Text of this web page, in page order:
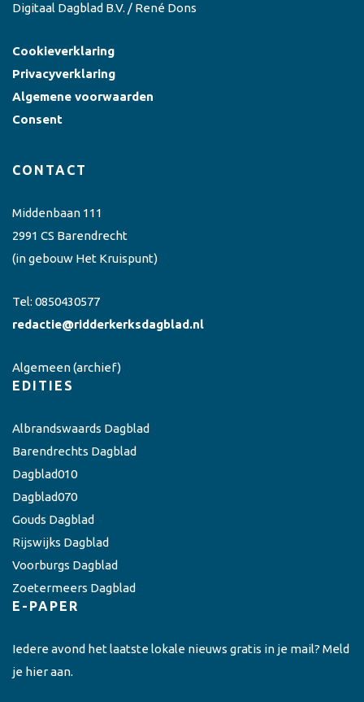
Digitaal Dagblad B.V. / René Dons
Cookieverklaring
Privacyverklaring
Algemene voorwaarden
Consent
CONTACT
Middenbaan 111
2991 CS Barendrecht
(in gebouw Het Kruispunt)
Tel: 0850430577
redactie@ridderkerksdagblad.nl
Algemeen(archief)
EDITIES
Albrandswaards Dagblad
Barendrechts Dagblad
Dagblad010
Dagblad070
Gouds Dagblad
Rijswijks Dagblad
Voorburgs Dagblad
Zoetermeers Dagblad
E-PAPER
Iedere avond het laatste lokale nieuws gratis in je mail? Meld
je hier aan.